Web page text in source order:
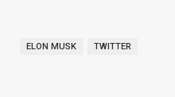
ELON MUSK TWITTER